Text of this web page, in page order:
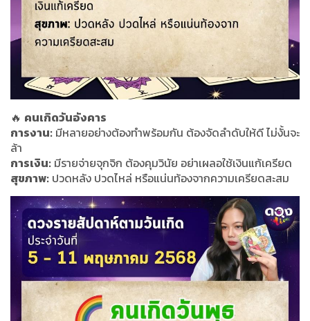
🔥 คนเกิดวันอังคาร
การงาน: มีหลายอย่างต้องทำพร้อมกัน ต้องจัดลำดับให้ดี ไม่งั้นจะ
ล้า
การเงิน: มีรายจ่ายจุกจิก ต้องคุมวินัย อย่าเผลอใช้เงินแก้เครียด
สุขภาพ: ปวดหลัง ปวดไหล่ หรือแน่นท้องจากความเครียดสะสม